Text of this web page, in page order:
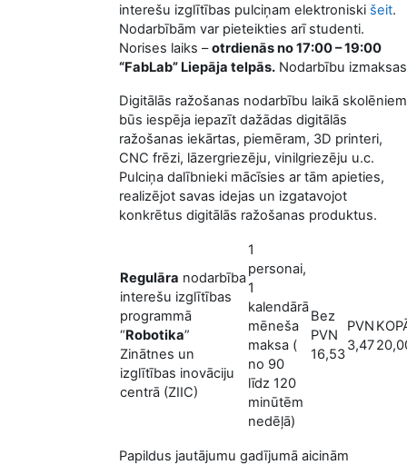
interešu izglītības pulciņam elektroniski šeit.
Nodarbībām var pieteikties arī studenti.
Norises laiks –otrdienās no 17:00 – 19:00
“FabLab” Liepāja telpās. Nodarbību
Digitālās ražošanas nodarbību laikā skolēniem
būs iespēja iepazīt dažādas digitālās
ražošanas iekārtas, piemēram, 3D printeri,
CNC frēzi, lāzergriezēju, vinilgriezēju u.c.
Pulciņa dalībnieki mācīsies ar tām apieties,
realizējot savas idejas un izgatavojot
konkrētus digitālās ražošanas produktus.
Regulāra nodarbība
interešu izglītības
programmā
“Robotika”
Zinātnes un
izglītības inovāciju
centrā (ZIIC)
1
personai,
1
kalendārā
mēneša
maksa (
no 90
līdz 120
minūtēm
nedēļā)
Bez
PVN
16,53
PVN
3,47
Papildus jautājumu gadījumā aicinām